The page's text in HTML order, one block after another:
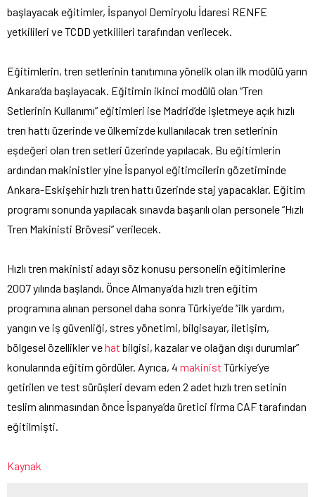
başlayacak eğitimler, İspanyol Demiryolu İdaresi RENFE
yetkilileri ve TCDD yetkilileri tarafından verilecek.
Eğitimlerin, tren setlerinin tanıtımına yönelik olan ilk modülü yarın
Ankara’da başlayacak. Eğitimin ikinci modülü olan “Tren
Setlerinin Kullanımı” eğitimleri ise Madrid’de işletmeye açık hızlı
tren hattı üzerinde ve ülkemizde kullanılacak tren setlerinin
eşdeğeri olan tren setleri üzerinde yapılacak. Bu eğitimlerin
ardından makinistler yine İspanyol eğitimcilerin gözetiminde
Ankara-Eskişehir hızlı tren hattı üzerinde staj yapacaklar. Eğitim
programı sonunda yapılacak sınavda başarılı olan personele “Hızlı
Tren Makinisti Brövesi” verilecek.
Hızlı tren makinisti adayı söz konusu personelin eğitimlerine
2007 yılında başlandı. Önce Almanya’da hızlı tren eğitim
programına alınan personel daha sonra Türkiye’de “ilk yardım,
yangın ve iş güvenliği, stres yönetimi, bilgisayar, iletişim,
bölgesel özellikler vehat bilgisi, kazalar ve olağan dışı durumlar”
konularında eğitim gördüler. Ayrıca, 4 makinist Türkiye’ye
getirilen ve test sürüşleri devam eden 2 adet hızlı tren setinin
teslim alınmasından önce İspanya’da üretici firma CAF tarafından
eğitilmişti.
Kaynak